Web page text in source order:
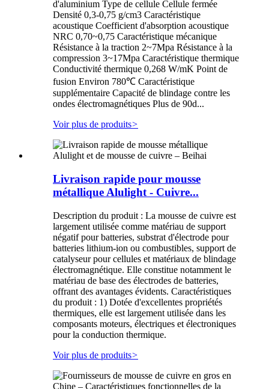
d'aluminium Type de cellule Cellule fermée
Densité 0,3-0,75 g/cm3 Caractéristique
acoustique Coefficient d'absorption acoustique
NRC 0,70~0,75 Caractéristique mécanique
Résistance à la traction 2~7Mpa Résistance à la
compression 3~17Mpa Caractéristique thermique
Conductivité thermique 0,268 W/mK Point de
fusion Environ 780℃ Caractéristique
supplémentaire Capacité de blindage contre les
ondes électromagnétiques Plus de 90d...
Voir plus de produits>
Livraison rapide pour mousse
métallique Alulight - Cuivre...
Description du produit : La mousse de cuivre est
largement utilisée comme matériau de support
négatif pour batteries, substrat d'électrode pour
batteries lithium-ion ou combustibles, support de
catalyseur pour cellules et matériaux de blindage
électromagnétique. Elle constitue notamment le
matériau de base des électrodes de batteries,
offrant des avantages évidents. Caractéristiques
du produit : 1) Dotée d'excellentes propriétés
thermiques, elle est largement utilisée dans les
composants moteurs, électriques et électroniques
pour la conduction thermique.
Voir plus de produits>